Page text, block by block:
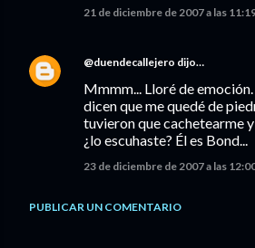
21 de diciembre de 2007 a las
@duendecallejero dijo…
Mmmm... Lloré de
dicen que me quedé de
tuvieron que cachetearme
¿lo escuhaste? Él es Bond...
23 de diciembre de 2007 a las
PUBLICAR UN COMENTARIO